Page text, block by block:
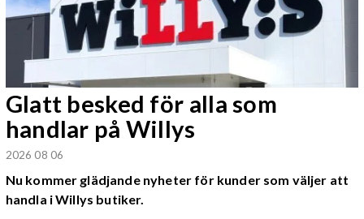
Glatt besked för alla som
handlar på Willys
2026 08 06
Nu kommer glädjande nyheter för kunder som väljer att
handla i Willys butiker.